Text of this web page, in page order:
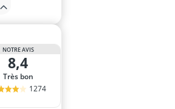
NOTRE AVIS
8,4
Très bon
1274